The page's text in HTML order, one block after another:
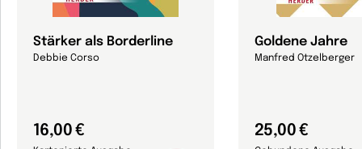
Stärker als Borderline
Debbie Corso
16,00 €
Goldene Jahre
Manfred Otzelberger
25,00 €